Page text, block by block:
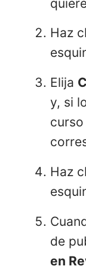
Haz
Elija
y, si
Haz
de
en